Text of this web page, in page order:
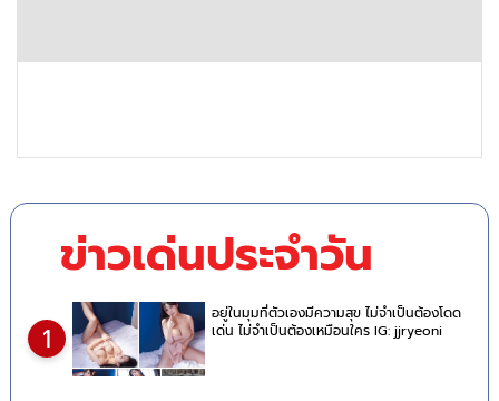
ข่าวเด่นประจำวัน
1
อยู่ในมุมที่ตัวเองมีความสุข ไม่จำเป็นต้องโดด
เด่น ไม่จำเป็นต้องเหมือนใคร IG: jjryeoni